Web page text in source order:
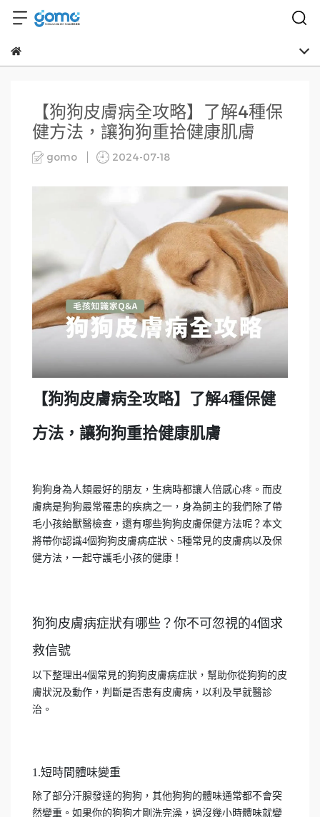
【狗狗皮膚病全攻略】了解4種保
健方法，讓狗狗重拾健康肌膚
gomo 2024-07-18
【狗狗皮膚病全攻略】了解4種保健
方法，讓狗狗重拾健康肌膚
狗狗身為人類最好的朋友，生病時都讓人倍感心疼。而皮
膚病是狗狗最常罹患的疾病之一，身為飼主的我們除了帶
毛小孩給獸醫檢查，還有哪些狗狗皮膚保健方法呢？本文
將帶你認識4個狗狗皮膚病症狀、5種常見的皮膚病以及保
健方法，一起守護毛小孩的健康！
狗狗皮膚病症狀有哪些？你不可忽視的4個求
救信號
以下整理出4個常見的狗狗皮膚病症狀，幫助你從狗狗的皮
膚狀況及動作，判斷是否患有皮膚病，以利及早就醫診
治。
1.短時間體味變重
除了部分汗腺發達的狗狗，其他狗狗的體味通常都不會突
然變重。如果你的狗狗才剛洗完澡，過沒幾小時體味就變